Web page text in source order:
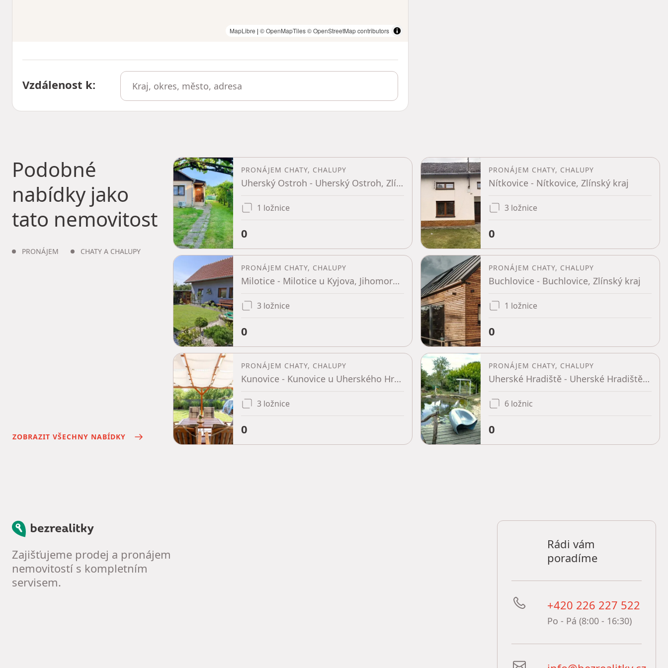
MapLibre | © OpenMapTiles© OpenStreetMap contributors
Vzdálenost k:
Podobné
nabídky jako
tato nemovitost
PRONÁJEM CHATY A CHALUPY
ZOBRAZIT VŠECHNY NABÍDKY
PRONÁJEM CHATY, CHALUPY
Uherský Ostroh - Uherský Ostroh, Zlínský kraj
1 ložnice
0
PRONÁJEM CHATY, CHALUPY
Nítkovice - Nítkovice, Zlínský kraj
3 ložnice
0
PRONÁJEM CHATY, CHALUPY
Milotice - Milotice u Kyjova, Jihomoravský kraj
3 ložnice
0
PRONÁJEM CHATY, CHALUPY
Buchlovice - Buchlovice, Zlínský kraj
1 ložnice
0
PRONÁJEM CHATY, CHALUPY
Kunovice - Kunovice u Uherského Hradiště, Zlínský kraj
3 ložnice
0
PRONÁJEM CHATY, CHALUPY
Uherské Hradiště - Uherské Hradiště, Zlínský kraj
6 ložnic
0
Bezrealitky
Zajišťujeme prodej a pronájem
nemovitostí s kompletním
servisem.
Rádi vám
poradíme
+420 226 227 522
Po - Pá (8:00 - 16:30)